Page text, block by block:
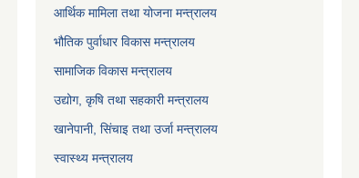
आर्थिक मामिला तथा योजना मन्त्रालय
भौतिक पुर्वाधार विकास मन्त्रालय
सामाजिक विकास मन्त्रालय
उद्योग, कृषि तथा सहकारी मन्त्रालय
खानेपानी, सिंचाइ तथा उर्जा मन्त्रालय
स्वास्थ्य मन्त्रालय